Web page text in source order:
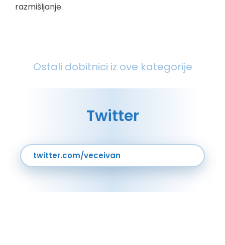
razmišljanje.
Ostali dobitnici iz ove kategorije
Twitter
twitter.com/veceivan